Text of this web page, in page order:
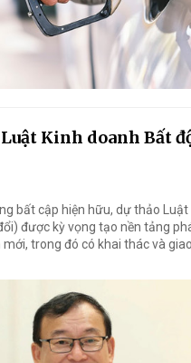
Kinh doanh Bất
bất cập hiện hữu, dự thảo Luật
được kỳ vọng tạo nền tảng
trong đó có khai thác và